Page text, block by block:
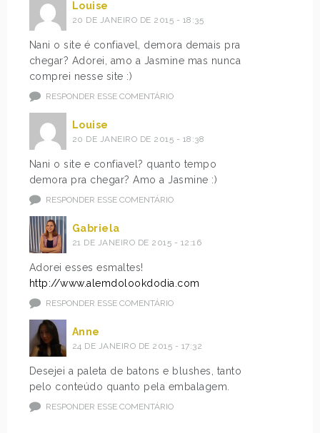
Louise
20 DE JANEIRO DE 2015 - 18:35
Nani o site é confiavel, demora demais pra
chegar? Adorei, amo a Jasmine mas nunca
comprei nesse site :)
RESPONDER ESSE COMENTÁRIO
Louise
20 DE JANEIRO DE 2015 - 18:38
Nani o site e confiavel? quanto tempo
demora pra chegar? Amo a Jasmine :)
RESPONDER ESSE COMENTÁRIO
Gabriela
21 DE JANEIRO DE 2015 - 12:16
Adorei esses esmaltes!
http://www.alemdolookdodia.com
RESPONDER ESSE COMENTÁRIO
Anne
24 DE JANEIRO DE 2015 - 17:32
Desejei a paleta de batons e blushes, tanto
pelo conteúdo quanto pela embalagem.
RESPONDER ESSE COMENTÁRIO